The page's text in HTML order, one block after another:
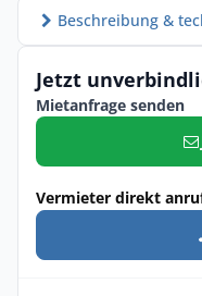
Beschreibung &
Jetzt
Mietanfrage senden
Vermieter direkt